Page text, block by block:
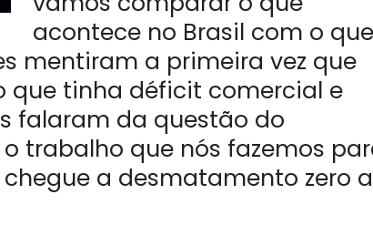
acontece no Brasil com o que
mentiram a primeira vez que
que tinha déficit comercial e
falaram da questão do
trabalho que nós fazemos
a desmatamento zero